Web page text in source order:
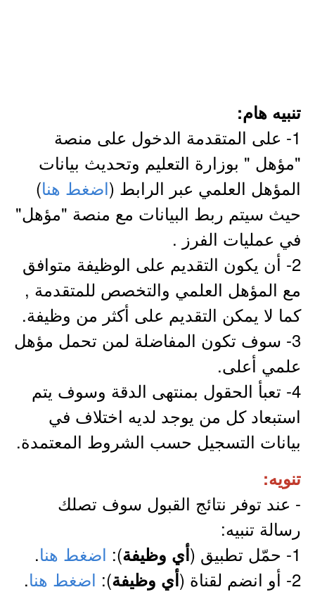
تنبيه هام:
1- على المتقدمة الدخول على منصة
"مؤهل " بوزارة التعليم وتحديث بيانات
المؤهل العلمي عبر الرابط (اضغط هنا)
حيث سيتم ربط البيانات مع منصة "مؤهل"
في عمليات الفرز .
2- أن يكون التقديم على الوظيفة متوافق
مع المؤهل العلمي والتخصص للمتقدمة ,
كما لا يمكن التقديم على أكثر من وظيفة.
3- سوف تكون المفاضلة لمن تحمل مؤهل
علمي أعلى.
4- تعبأ الحقول بمنتهى الدقة وسوف يتم
استبعاد كل من يوجد لديه اختلاف في
بيانات التسجيل حسب الشروط المعتمدة.
تنويه:
- عند توفر نتائج القبول سوف تصلك
رسالة تنبيه:
1- حمّل تطبيق (
أي وظيفة): اضغط هنا.
2- أو انضم لقناة (
أي وظيفة): اضغط هنا.